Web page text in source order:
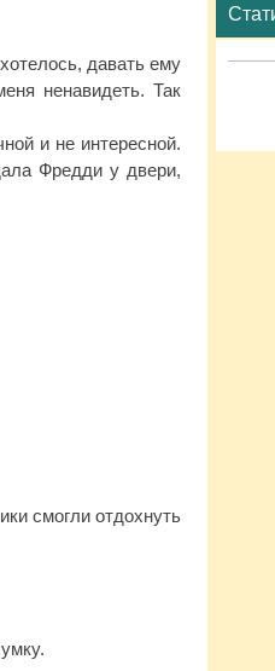
давать ему
ненавидеть. Так
и не интересной.
Фредди у двери,
смогли отдохнуть